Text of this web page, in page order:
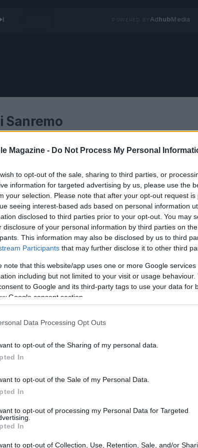
Magazine - Do Not Process My Personal
to opt-out of the sale, sharing to third parties, or
information for targeted advertising by us, please use the
your selection. Please note that after your opt-out request
seeing interest-based ads based on personal information
disclosed to third parties prior to your opt-out. You may
disclosure of your personal information by third parties on the
This information may also be disclosed by us to third
Participants that may further disclose it to other third
note that this website/app uses one or more Google
including but not limited to your visit or usage
to Google and its third-party tags to use your data for
Google consent section.
Data Processing Opt Outs
to opt-out of the Sharing of my personal data.
In
to opt-out of the Sale of my Personal Data.
In
to opt-out of processing my Personal Data for Targeted
In
to opt-out of Collection, Use, Retention, Sale, and/or
AdhubMedia
Sanremo
da decenni incanta il pubblico italiano, è
Ogni anno, il palcoscenico dell’Ariston
gossip. La kermesse non è solo
un palcoscenico per drammi personali,
Con l’avvicinarsi dell’evento, l’attesa
dai social media e dai tabloid.
Ferragni